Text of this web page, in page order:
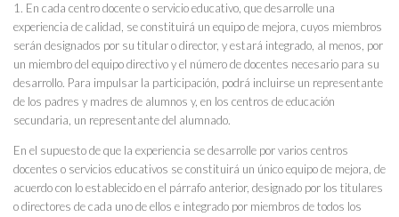
1. En cada centro docente o servicio educativo, que desarrolle una
experiencia de calidad, se constituirá un equipo de mejora, cuyos miembros
serán designados por su titular o director, y estará integrado, al menos, por
un miembro del equipo directivo y el número de docentes necesario para su
desarrollo. Para impulsar la participación, podrá incluirse un representante
de los padres y madres de alumnos y, en los centros de educación
secundaria, un representante del alumnado.
En el supuesto de que la experiencia se desarrolle por varios centros
docentes o servicios educativos se constituirá un único equipo de mejora, de
acuerdo con lo establecido en el párrafo anterior, designado por los titulares
o directores de cada uno de ellos e integrado por miembros de todos los